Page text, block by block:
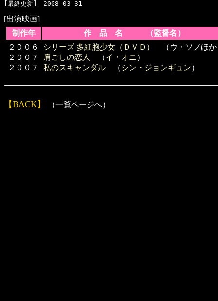
[出演映画]
制作年
作 品 名 （監督名）
２００６
２００７
２００７
シリーズ 多細胞少女（ＤＶＤ）
（ウ・ソノほか
肩ごしの恋人
（イ・オニ）
私のスキャンダル （ シン・ジョンギュン）
【BACK】 （一覧ページへ）